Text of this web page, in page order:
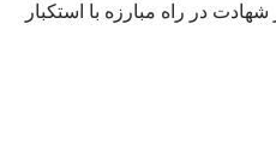
در راه مبارزه با استکبار